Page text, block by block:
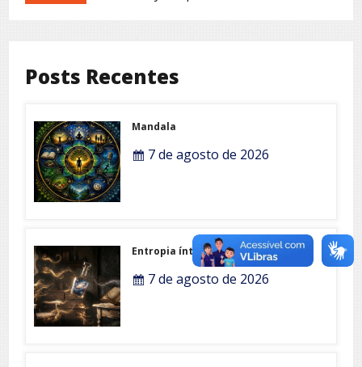
Posts Recentes
Mandala
7 de agosto de 2026
Entropia íntima
7 de agosto de 2026